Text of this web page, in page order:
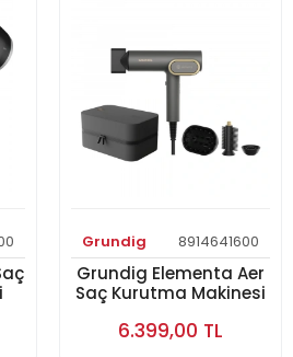
Grundig 8914641600
Grundig Elementa Aer
Saç Kurutma Makinesi
6.399,00 TL